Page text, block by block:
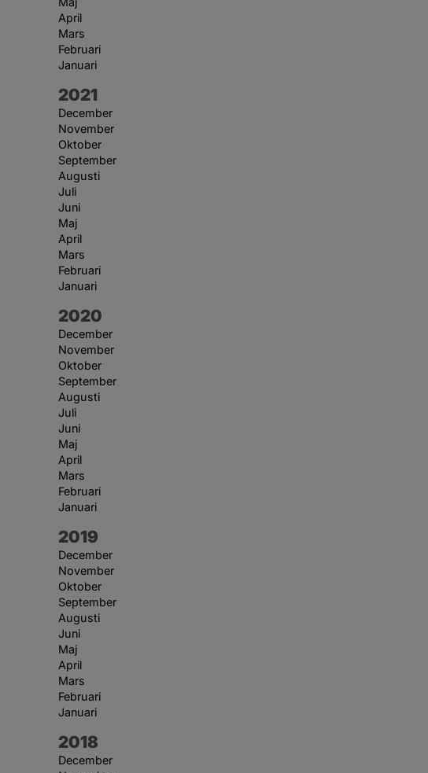
April
Mars
Februari
Januari
År:
2021
December
November
Oktober
September
Augusti
Juli
Juni
Maj
April
Mars
Februari
Januari
År:
2020
December
November
Oktober
September
Augusti
Juli
Juni
Maj
April
Mars
Februari
Januari
År:
2019
December
November
Oktober
September
Augusti
Juni
Maj
April
Mars
Februari
Januari
År:
2018
December